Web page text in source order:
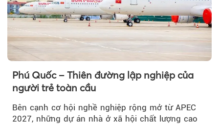
Phú Quốc – Thiên đường lập nghiệp của
người trẻ toàn cầu
Bên cạnh cơ hội nghề nghiệp rộng mở từ APEC
2027, những dự án nhà ở xã hội chất lượng cao